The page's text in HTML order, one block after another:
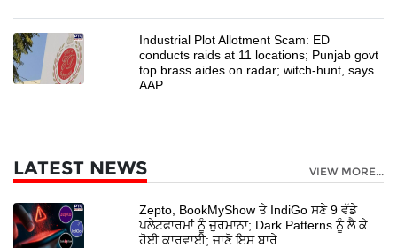
Industrial Plot Allotment Scam: ED
conducts raids at 11 locations; Punjab govt
top brass aides on radar; witch-hunt, says
AAP
LATEST NEWS VIEW MORE...
Zepto, BookMyShow ਤੇ IndiGo ਸਣੇ 9 ਵੱਡੇ
ਪਲੇਟਫਾਰਮਾਂ ਨੂੰ ਜੁਰਮਾਨਾ; Dark Patterns ਨੂੰ ਲੈ ਕੇ
ਹੋਈ ਕਾਰਵਾਈ; ਜਾਣੋ ਇਸ ਬਾਰੇ